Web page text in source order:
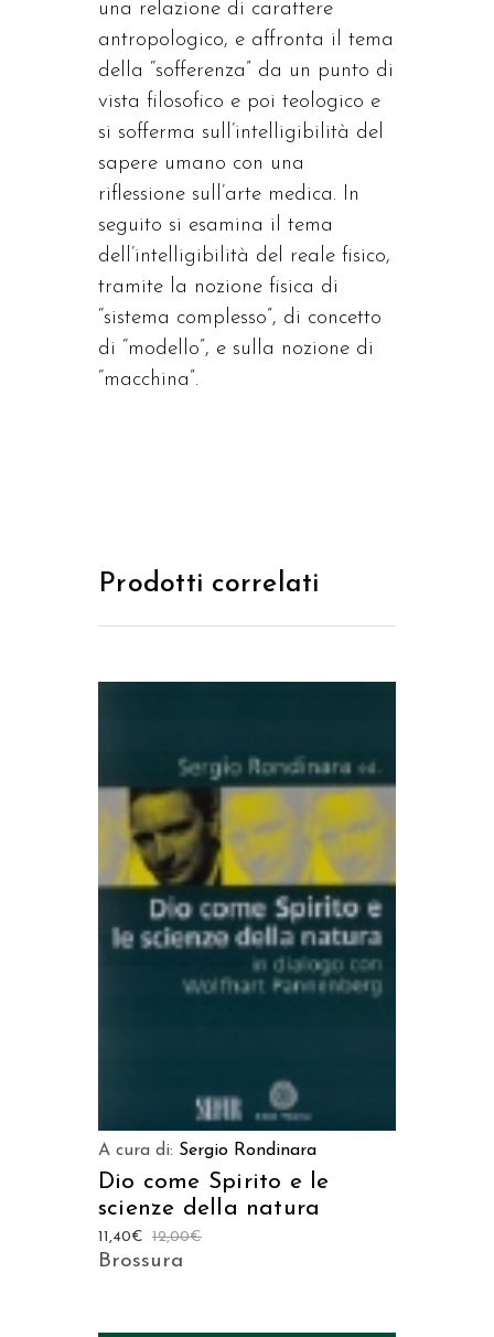
una relazione di carattere
antropologico, e affronta il tema
della “sofferenza” da un punto di
vista filosofico e poi teologico e
si sofferma sull’intelligibilità del
sapere umano con una
riflessione sull’arte medica. In
seguito si esamina il tema
dell’intelligibilità del reale fisico,
tramite la nozione fisica di
“sistema complesso”, di concetto
di “modello”, e sulla nozione di
“macchina”.
Prodotti correlati
AGGIUNGI AL CARRELLO
A cura di: Sergio Rondinara
Dio come Spirito e le
scienze della natura
12,00€
11,40€
Brossura